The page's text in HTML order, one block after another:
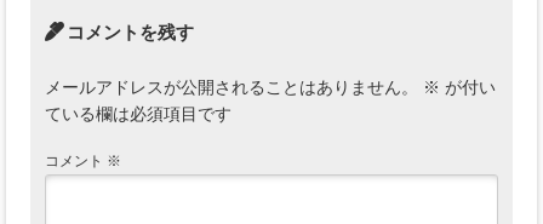
コメントを残す
メールアドレスが公開されることはありません。 ※ が付い
ている欄は必須項目です
コメント ※